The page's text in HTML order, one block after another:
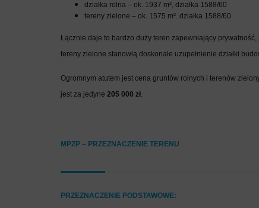
działka rolna – ok. 1937 m², działka 1588/60
tereny zielone – ok. 1575 m². działka 1588/60
Łącznie daje to bardzo duży teren zapewniający
tereny zielone stanowią doskonałe uzupełnienie działki
Ogromnym atutem jest cena gruntów rolnych i terenów
jest za jedyne 205 000 zł.
MPZP – PRZEZNACZENIE TERENU
PRZEZNACZENIE PODSTAWOWE: